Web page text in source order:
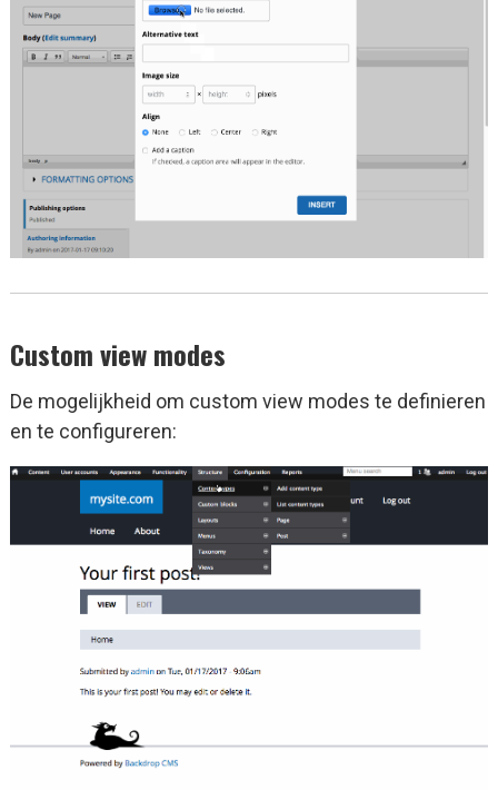
Custom view modes
De mogelijkheid om custom view modes te definieren
en te configureren: